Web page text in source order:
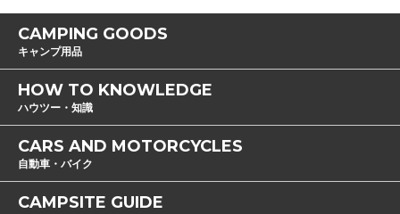
CAMPING GOODS
キャンプ用品
HOW TO KNOWLEDGE
ハウツー・知識
CARS AND MOTORCYCLES
自動車・バイク
CAMPSITE GUIDE